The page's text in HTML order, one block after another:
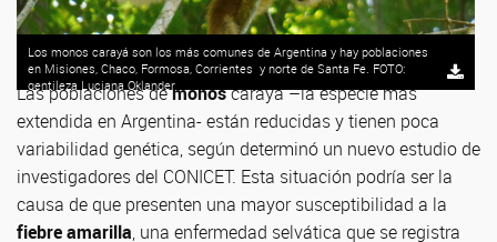
Los monos carayá son los más comunes de Argentina y hay poblaciones
en Misiones, Chaco, Formosa, Corrientes y norte de Santa Fe. FOTO:
gentileza Luciana Oklander
Las poblaciones demonoscarayá –la especie más
extendida en Argentina- están reducidas y tienen poca
variabilidad genética, según determinó un nuevo estudio de
investigadores del CONICET. Esta situación podría ser la
causa de que presenten una mayor susceptibilidad a la
fiebre amarilla, una enfermedad selvática que se registra